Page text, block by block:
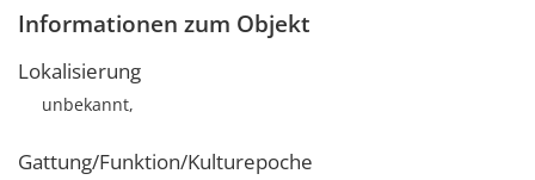
Informationen zum Objekt
Lokalisierung
unbekannt,
Gattung/Funktion/Kulturepoche